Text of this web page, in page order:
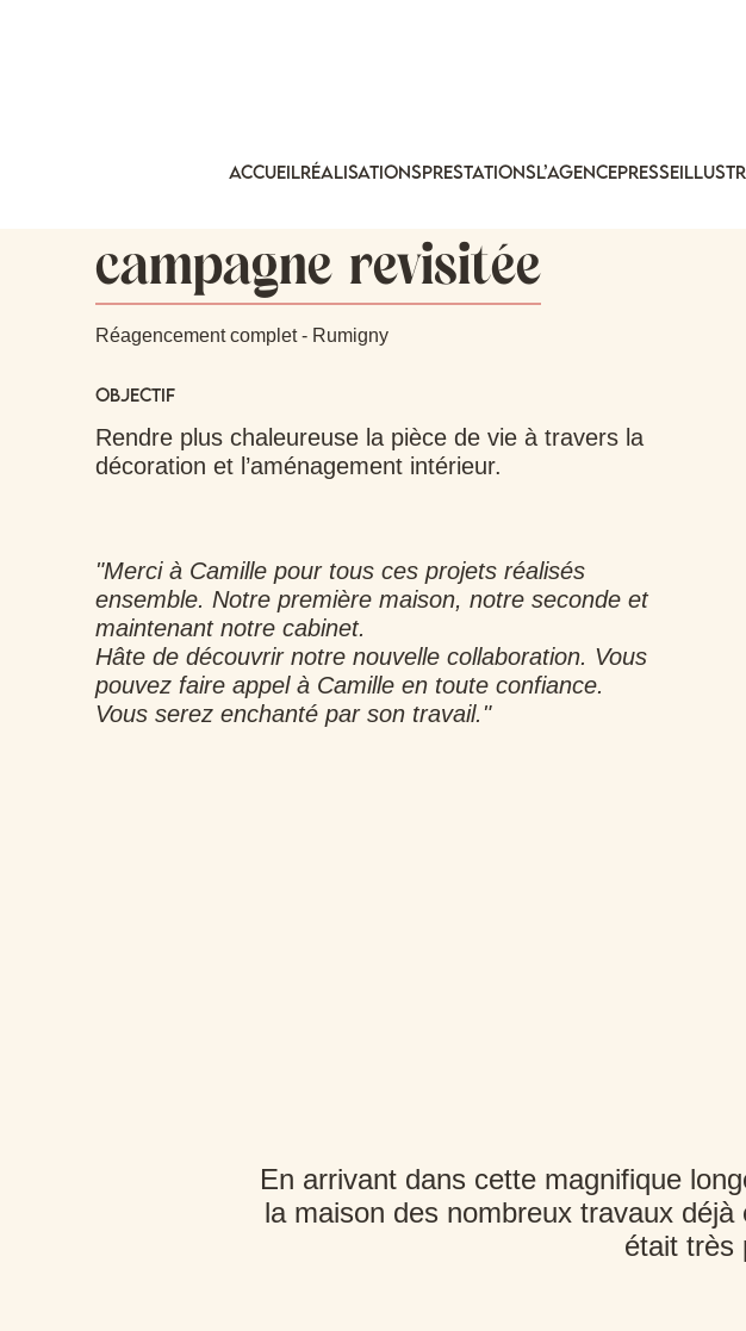
accueilRéalisationsPRESTATIONSL’agencepresse
campagne revisitée
Réagencement complet - Rumigny
Objectif
Rendre plus chaleureuse la pièce de vie à travers la
décoration et l’aménagement intérieur.
"Merci à Camille pour tous ces projets réalisés
ensemble. Notre première maison, notre seconde et
maintenant notre cabinet.
Hâte de découvrir notre nouvelle collaboration. Vous
pouvez faire appel à Camille en toute confiance.
Vous serez enchanté par son travail."
En arrivant dans cette magnifique
la maison des nombreux travaux
était très